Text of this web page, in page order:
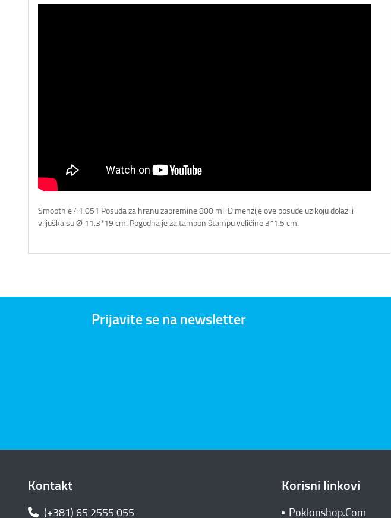
Smoothie 41.051 Posuda za hranu zapremine 800 ml. Dimenzije ove posude uz koju dolazi i
viljuška su Ø 11.3*19 cm. Pogodna je za tampon štampu veličine 3*1.5 cm.
Prijavite se na newsletter
Kontakt
(+381) 65 2555 055
Korisni linkovi
Poklonshop.Com